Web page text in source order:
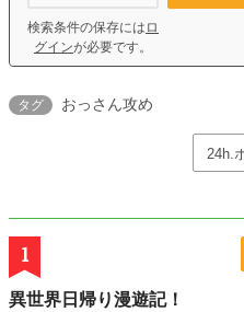
検索条件の保存には ロ
グインが必要です。
タグ おっさん攻め
1
異世界日帰り漫遊記！